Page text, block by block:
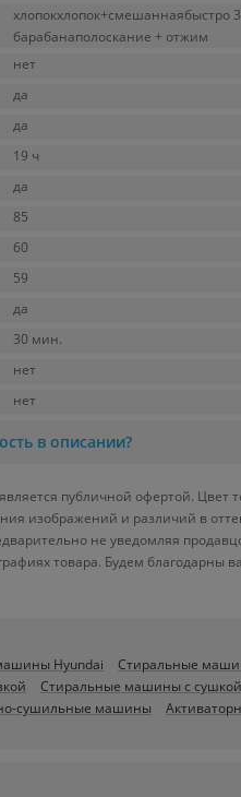
хлопокхлопок+смешаннаябыстро
барабанаполоскание + отжим
нет
да
да
19 ч
да
85
60
59
да
30 мин.
нет
нет
в описании?
публичной офертой. Цвет
изображений и различий в
не уведомляя
товара. Будем
Hyundai Стиральные
Стиральные машины с сушкой
сушильные машины